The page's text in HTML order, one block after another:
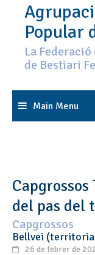
Popular
La
de Bestiari
Main Menu
del pas del
Capgrossos
Bellvei
26 de febrer de